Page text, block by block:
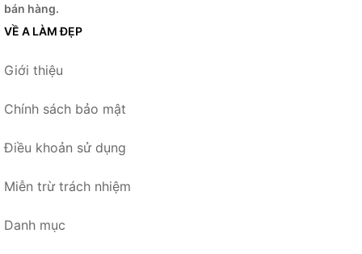
bán hàng.
VỀ A LÀM ĐẸP
Giới thiệu
Chính sách bảo mật
Điều khoản sử dụng
Miễn trừ trách nhiệm
Danh mục